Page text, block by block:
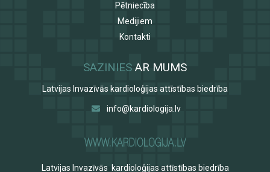
Pētniecība
Medijiem
Kontakti
SAZINIES AR MUMS
Latvijas Invazīvās kardioloģijas attīstības biedrība
info@kardiologija.lv
Latvijas Invazīvās kardioloģijas attīstības biedrība